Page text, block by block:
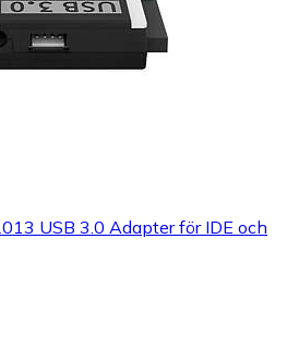
USB 3.0 Adapter för IDE och